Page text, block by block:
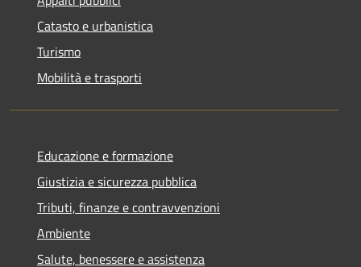
Catasto e urbanistica
Turismo
Mobilità e trasporti
Educazione e formazione
Giustizia e sicurezza pubblica
Tributi, finanze e contravvenzioni
Ambiente
Salute, benessere e assistenza